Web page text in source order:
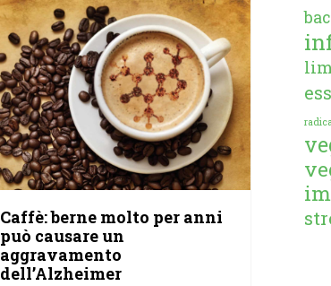
Caffè: berne molto per anni
può causare un
aggravamento
dell’Alzheimer